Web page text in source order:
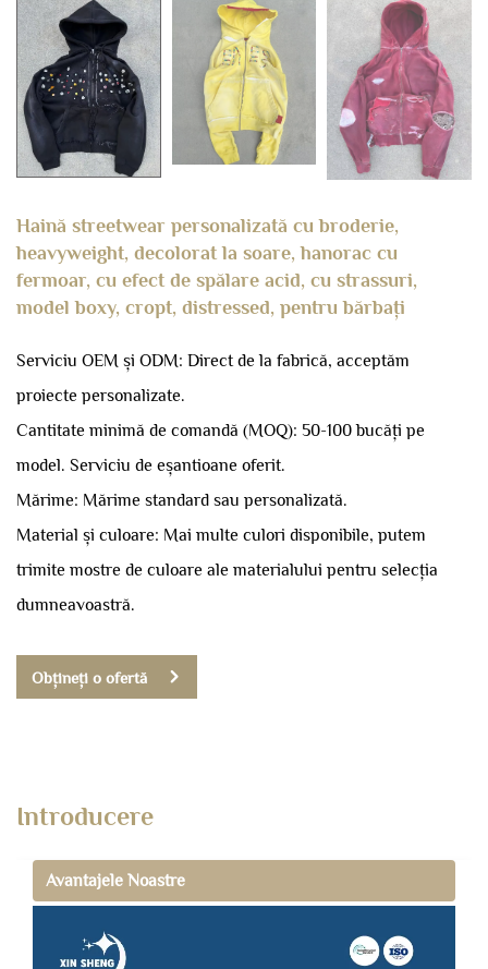
Haină streetwear personalizată cu broderie,
heavyweight, decolorat la soare, hanorac cu
fermoar, cu efect de spălare acid, cu strassuri,
model boxy, cropt, distressed, pentru bărbați
Serviciu OEM și ODM: Direct de la fabrică, acceptăm
proiecte personalizate.
Cantitate minimă de comandă (MOQ): 50-100 bucăți pe
model. Serviciu de eșantioane oferit.
Mărime: Mărime standard sau personalizată.
Material și culoare: Mai multe culori disponibile, putem
trimite mostre de culoare ale materialului pentru selecția
dumneavoastră.
Obțineți o ofertă
Introducere
Avantajele Noastre